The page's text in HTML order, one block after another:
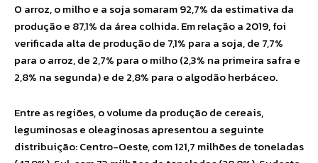
O arroz, o milho e a soja somaram 92,7% da estimativa da
produção e 87,1% da área colhida. Em relação a 2019, foi
verificada alta de produção de 7,1% para a soja, de 7,7%
para o arroz, de 2,7% para o milho (2,3% na primeira safra e
2,8% na segunda) e de 2,8% para o algodão herbáceo.
Entre as regiões, o volume da produção de cereais,
leguminosas e oleaginosas apresentou a seguinte
distribuição: Centro-Oeste, com 121,7 milhões de toneladas